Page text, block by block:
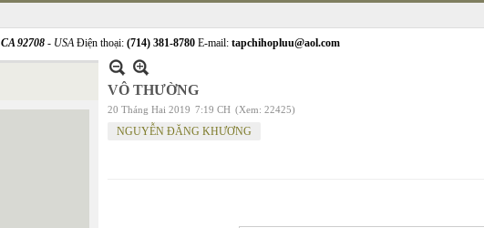
CA 92708 - USAĐiện thoại: (714) 381-8780 E-mail: tapchihopluu@aol.com
VÔ THƯỜNG
20 Tháng Hai 2019 7:19 CH (Xem: 22425)
NGUYỄN ĐĂNG KHƯƠNG